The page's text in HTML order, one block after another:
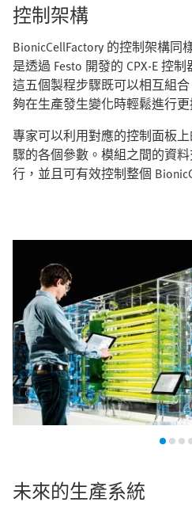
控制架構
BionicCellFactory 的控制架構
是透過 Festo 開發的 CPX-E 控
這五個製程步驟既可以相互組
夠在生產發生變化時輕鬆進行更
專家可以利用對應的控制面板
驟的各個參數。模組之間的資
行，並且可有效控制整個
未來的生產系統